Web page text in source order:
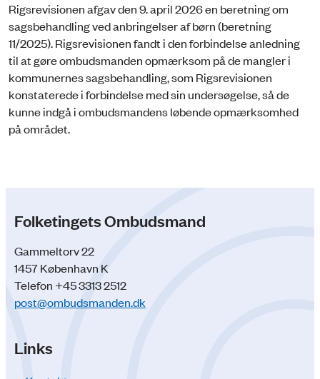
Rigsrevisionen afgav den 9. april 2026 en beretning om
sagsbehandling ved anbringelser af børn (beretning
11/2025). Rigsrevisionen fandt i den forbindelse anledning
til at gøre ombudsmanden opmærksom på de mangler i
kommunernes sagsbehandling, som Rigsrevisionen
konstaterede i forbindelse med sin undersøgelse, så de
kunne indgå i ombudsmandens løbende opmærksomhed
på området.
Folketingets Ombudsmand
Gammeltorv 22
1457 København K
Telefon +45 3313 2512
post@ombudsmanden.dk
Links